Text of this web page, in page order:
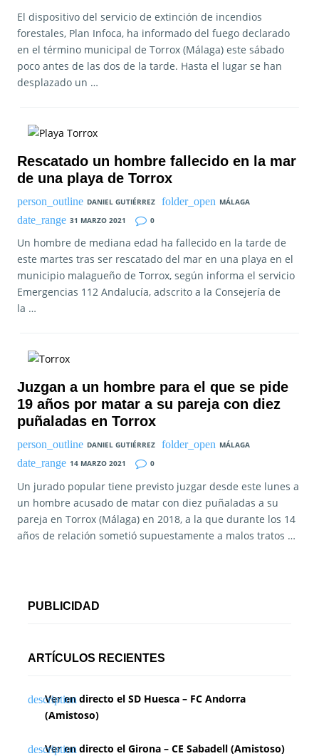
El dispositivo del servicio de extinción de incendios
forestales, Plan Infoca, ha informado del fuego declarado
en el término municipal de Torrox (Málaga) este sábado
poco antes de las dos de la tarde. Hasta el lugar se han
desplazado un …
Rescatado un hombre fallecido en la mar
de una playa de Torrox
DANIEL GUTIÉRREZ
MÁLAGA
31 MARZO 2021
0
Un hombre de mediana edad ha fallecido en la tarde de
este martes tras ser rescatado del mar en una playa en el
municipio malagueño de Torrox, según informa el servicio
Emergencias 112 Andalucía, adscrito a la Consejería de
la …
Juzgan a un hombre para el que se pide
19 años por matar a su pareja con diez
puñaladas en Torrox
DANIEL GUTIÉRREZ
MÁLAGA
14 MARZO 2021
0
Un jurado popular tiene previsto juzgar desde este lunes a
un hombre acusado de matar con diez puñaladas a su
pareja en Torrox (Málaga) en 2018, a la que durante los 14
años de relación sometió supuestamente a malos tratos …
PUBLICIDAD
ARTÍCULOS RECIENTES
Ver en directo el SD Huesca – FC Andorra
(Amistoso)
Ver en directo el Girona – CE Sabadell (Amistoso)